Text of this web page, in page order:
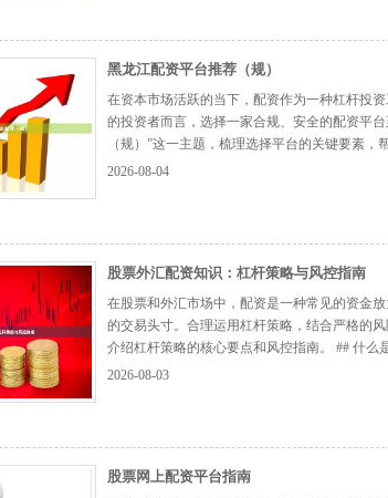
黑龙江配资平台推荐（规）
在资本市场活跃的当下，配资作为一种杠杆投
的投资者而言，选择一家合规、安全的配资平
（规）”这一主题，梳理选择平台的关键要素
规”是首要标准？ 配资行业近年来监管趋严，合
2026-08-04
股票外汇配资知识：杠杆策略与风控指南
在股票和外汇市场中，配资是一种常见的资金
的交易头寸。合理运用杠杆策略，结合严格的
介绍杠杆策略的核心要点和风控指南。 ## 什
金融机构借款，放大交易资金规模的操作方式
2026-08-03
股票网上配资平台指南